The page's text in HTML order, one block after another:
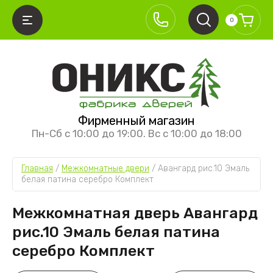
Фирменный магазин
Пн-Сб с 10:00 до 19:00. Вс с 10:00 до 18:00
0
Главная / Межкомнатные двери / Авангард рис.10 Эмаль
белая патина серебро Комплект
Межкомнатная дверь Авангард
рис.10 Эмаль белая патина
серебро Комплект
ДВЕРИ
Классика премиум
Хай-тек
Лайт
Алюм
Неоклассика
ОТКРЫВАНИЯ
межкомнатные двери
механизмы
ПЕРЕГОРОДКИ
перегородки